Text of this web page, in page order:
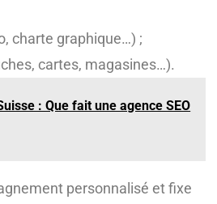
charte graphique…) ;
cartes, magasines…).
: Que fait une agence SEO
personnalisé et fixe